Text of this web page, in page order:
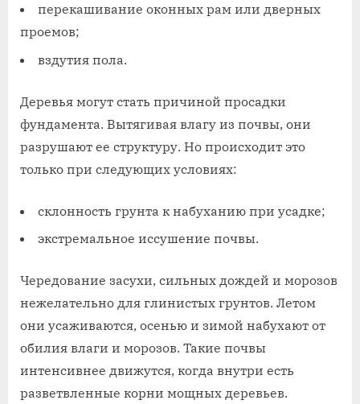
перекашивание оконных рам или дверных
проемов;
вздутия пола.
Деревья могут стать причиной просадки
фундамента. Вытягивая влагу из почвы, они
разрушают ее структуру. Но происходит это
только при следующих условиях:
склонность грунта к набуханию при усадке;
экстремальное иссушение почвы.
Чередование засухи, сильных дождей и морозов
нежелательно для глинистых грунтов. Летом
они усаживаются, осенью и зимой набухают от
обилия влаги и морозов. Такие почвы
интенсивнее движутся, когда внутри есть
разветвленные корни мощных деревьев.